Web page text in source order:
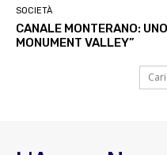
SOCIETÀ
CANALE MONTERANO:
MONUMENT VALLEY”